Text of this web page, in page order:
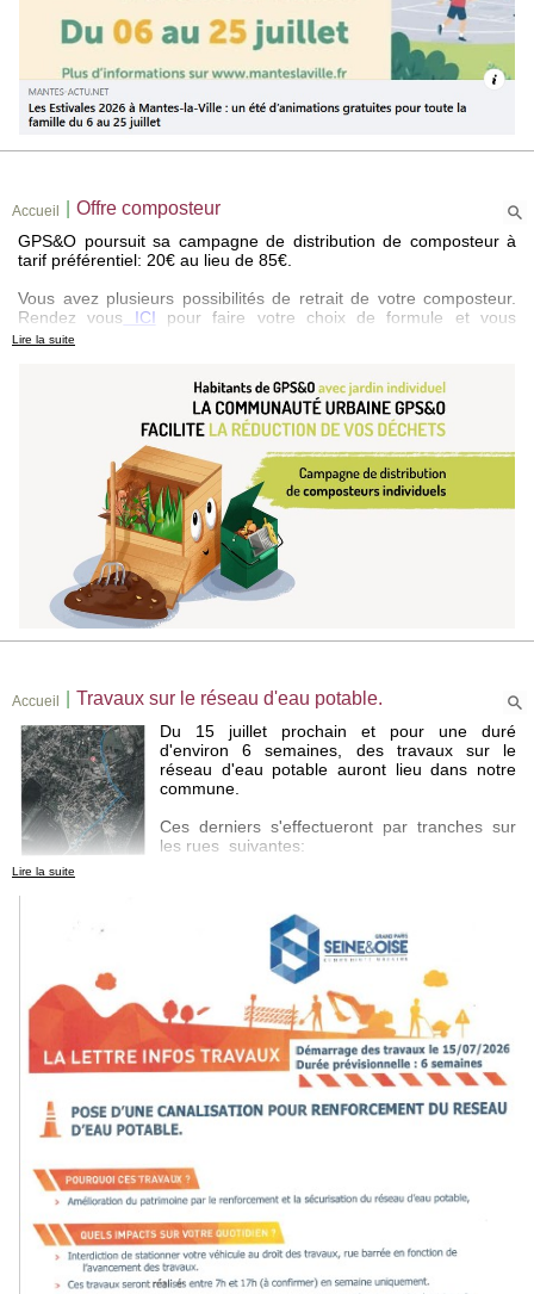
Accueil Offre composteur
GPS&O poursuit sa campagne de distribution de composteur à
tarif préférentiel: 20€ au lieu de 85€.
Vous avez plusieurs possibilités de retrait de votre composteur.
Rendez vous ICI pour faire votre choix de formule et vous
inscrire.
Lire la suite
Accueil Travaux sur le réseau d'eau potable.
Du 15 juillet prochain et pour une duré
d'environ 6 semaines, des travaux sur le
réseau d'eau potable auront lieu dans notre
commune.
Ces derniers s'effectueront par tranches sur
les rues suivantes:
Sente des Saules ( 1ère tranche)
Rue de la Maisonneraie
Rue de Marcouville
Route de Brueil
Lire la suite